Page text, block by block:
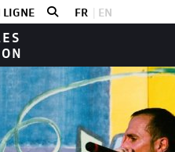
LIGNE FR EN